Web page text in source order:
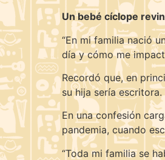
Un bebé cíclope
“En mi familia nació
día y cómo me
Recordó que, en
su hija sería
En una confesión
pandemia, cuando
“Toda mi familia se